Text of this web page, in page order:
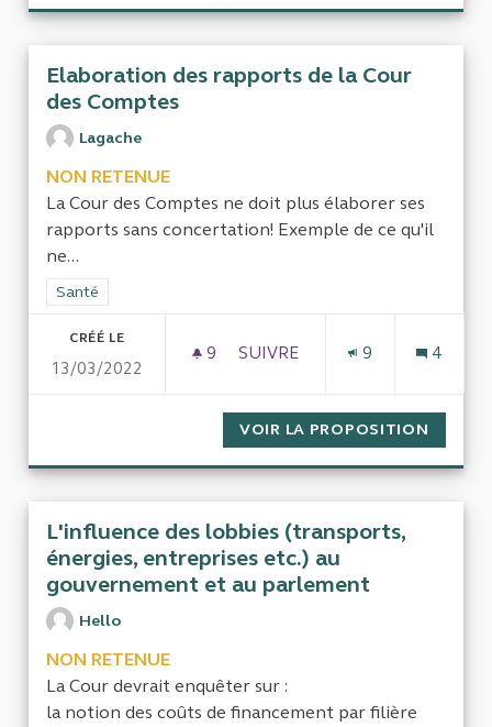
Elaboration des rapports de la Cour
des Comptes
Lagache
NON RETENUE
La Cour des Comptes ne doit plus élaborer ses
rapports sans concertation! Exemple de ce qu'il
ne...
Filtrer les résultats de la catégorie : Santé
Santé
CRÉÉ LE
13/03/2022
9 9 ABONNÉS
SUIVRE
9 4
VOIR LA PROPOSITION
L'influence des lobbies (transports,
énergies, entreprises etc.) au
gouvernement et au parlement
Hello
NON RETENUE
La Cour devrait enquêter sur :
la notion des coûts de financement par filière